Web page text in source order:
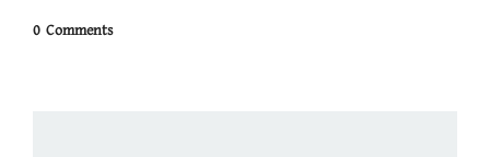
0 Comments